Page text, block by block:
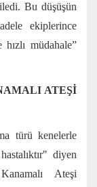
Bu düşüşün
ekiplerince
müdahale”
ATEŞİ
türü kenelerle
diyen
Ateşi